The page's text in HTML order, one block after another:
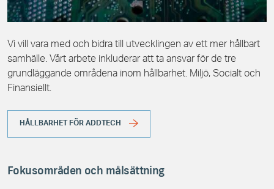
Vi vill vara med och bidra till utvecklingen av ett mer hållbart
samhälle. Vårt arbete inkluderar att ta ansvar för de tre
grundläggande områdena inom hållbarhet. Miljö, Socialt och
Finansiellt.
HÅLLBARHET FÖR ADDTECH
Fokusområden och målsättning